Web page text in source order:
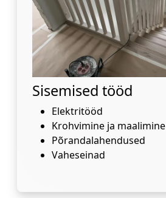
Sisemised tööd
Elektritööd
Krohvimine ja maalimine
Põrandalahendused
Vaheseinad